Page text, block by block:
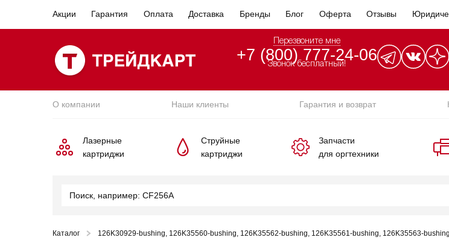
Акции Гарантия Оплата Доставка Бренды Блог Оферта Отзывы
Перезвоните мне
+7 (800) 777-24-06
Звонок бесплатный!
О компании Наши клиенты Гарантия и возврат
Лазерные
картриджи
Струйные
картриджи
Запчасти
для оргтехники
Каталог 126K30929-bushing, 126K35560-bushing, 126K35562-bushing, 126K35561-bushing, 126K35563-